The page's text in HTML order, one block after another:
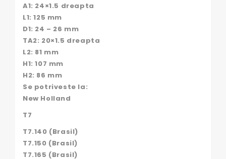
A1: 24×1.5 dreapta
L1: 125 mm
D1: 24 – 26 mm
TA2: 20×1.5 dreapta
L2: 81 mm
H1: 107 mm
H2: 86 mm
Se potriveste la:
New Holland
T7
T7.140 (Brasil)
T7.150 (Brasil)
T7.165 (Brasil)